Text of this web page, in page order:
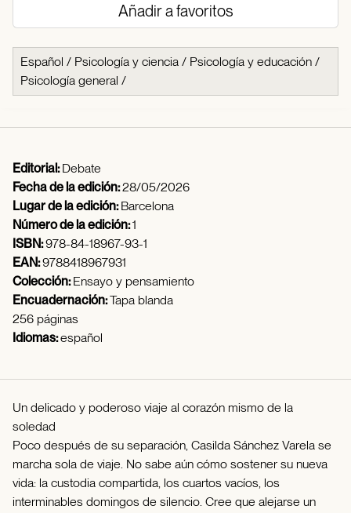
Añadir a favoritos
Español / Psicología y ciencia / Psicología y educación /
Psicología general /
Editorial:Debate
Fecha de la edición:28/05/2026
Lugar de la edición:Barcelona
Número de la edición:1
ISBN:978-84-18967-93-1
EAN:9788418967931
Colección:Ensayo y pensamiento
Encuadernación:Tapa blanda
256 páginas
Idiomas:español
Un delicado y poderoso viaje al corazón mismo de la
soledad
Poco después de su separación, Casilda Sánchez Varela se
marcha sola de viaje. No sabe aún cómo sostener su nueva
vida: la custodia compartida, los cuartos vacíos, los
interminables domingos de silencio. Cree que alejarse un